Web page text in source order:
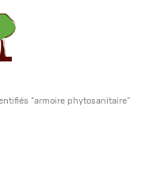
“armoire phytosanitaire”